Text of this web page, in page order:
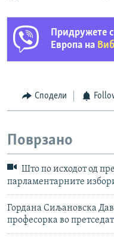
Придружете
Европа на
Сподели
Поврзано
Што по исходот од
парламентарните
Гордана Сиљановска
професорка во